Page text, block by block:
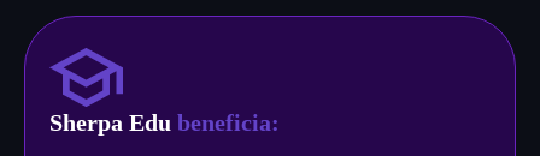
Sherpa Edu beneficia: